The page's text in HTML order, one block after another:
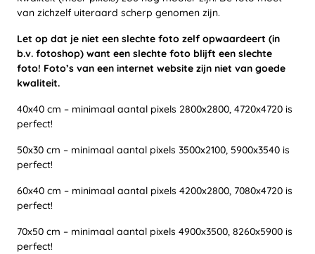
van zichzelf uiteraard scherp genomen zijn.
Let op dat je niet een slechte foto zelf opwaardeert (in
b.v. fotoshop) want een slechte foto blijft een slechte
foto! Foto’s van een internet website zijn niet van goede
kwaliteit.
40x40 cm – minimaal aantal pixels 2800x2800, 4720x4720 is
perfect!
50x30 cm – minimaal aantal pixels 3500x2100, 5900x3540 is
perfect!
60x40 cm – minimaal aantal pixels 4200x2800, 7080x4720 is
perfect!
70x50 cm – minimaal aantal pixels 4900x3500, 8260x5900 is
perfect!